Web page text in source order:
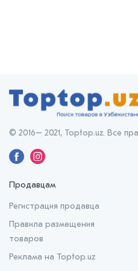
Продавцам
Регистрация продавца
Правила размещения
товаров
Реклама на Toptop.uz
© 2016– 2021, Toptop.uz. Все